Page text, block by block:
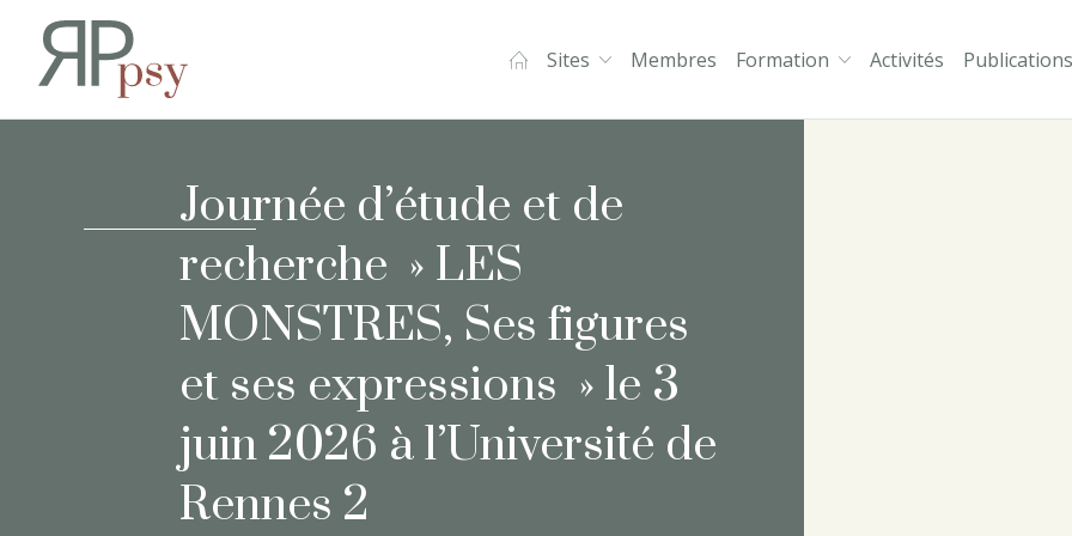
Recherches en Psychopathologie et
Sites Membres Formation Activités Publications
Journée d’étude et de
recherche » LES
MONSTRES, Ses figures
et ses expressions » le 3
juin 2026 à l’Université de
Rennes 2